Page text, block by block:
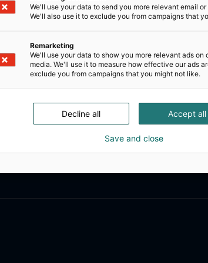
We'll use your data to send you more relevant email
We'll also use it to exclude you from campaigns that
Remarketing
We'll use your data to show you more relevant ads on
media. We'll use it to measure how effective our ads
exclude you from campaigns that you might not like.
Accept all
Decline all
Save and close